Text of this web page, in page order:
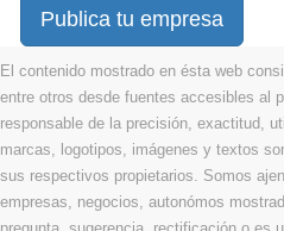
Publica tu empresa
El contenido mostrado en ésta web
entre otros desde fuentes accesibles al
responsable de la precisión, exactitud,
marcas, logotipos, imágenes y textos
sus respectivos propietarios. Somos
empresas, negocios, autonómos